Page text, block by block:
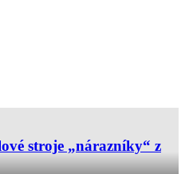
stroje „nárazníky“ z